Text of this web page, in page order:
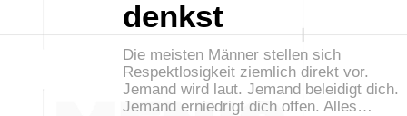
denkst
Die meisten Männer stellen sich
Respektlosigkeit ziemlich direkt vor.
Jemand wird laut. Jemand beleidigt dich.
Jemand erniedrigt dich offen. Alles…